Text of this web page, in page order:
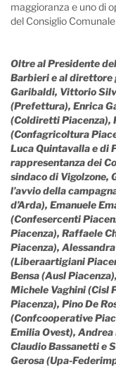
maggioranza e uno di
del Consiglio
Oltre al Presidente
Barbieri e al direttore
Garibaldi, Vittorio
(Prefettura), Enrica
(Coldiretti Piacenza),
(Confagricoltura
Luca Quintavalla e di
rappresentanza dei
sindaco di Vigolzone,
l’avvio della
d’Arda), Emanuele
(Confesercenti
Piacenza), Raffaele
Piacenza),
(Liberaartigiani
Bensa (Ausl
Michele Vaghini (Cisl
Piacenza), Pino De
(Confcooperative
Emilia Ovest),
Claudio Bassanetti e
Gerosa (Upa-